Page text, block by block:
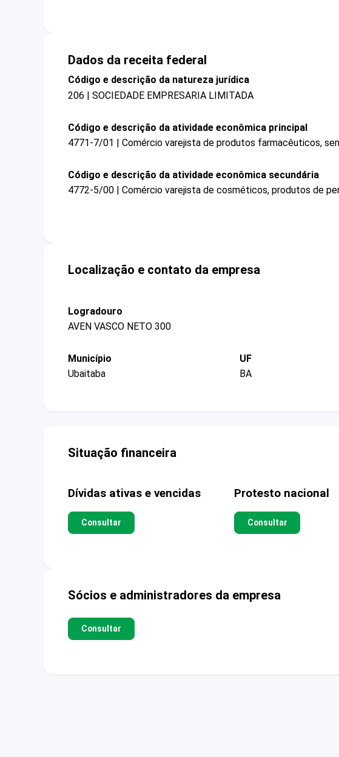
Dados da receita federal
Código e descrição da natureza jurídica
206 | SOCIEDADE EMPRESARIA LIMITADA
Código e descrição da atividade econômica principal
4771-7/01 | Comércio varejista de produtos farmacêuticos,
Código e descrição da atividade econômica secundária
4772-5/00 | Comércio varejista de cosméticos, produtos de
Localização e contato da empresa
Logradouro
AVEN VASCO NETO 300
Município
Ubaitaba
UF
BA
Situação financeira
Dívidas ativas e vencidas
Consultar
Protesto nacional
Consultar
Sócios e administradores da empresa
Consultar